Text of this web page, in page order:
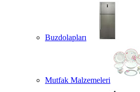
Buzdolapları
Mutfak Malzemeleri